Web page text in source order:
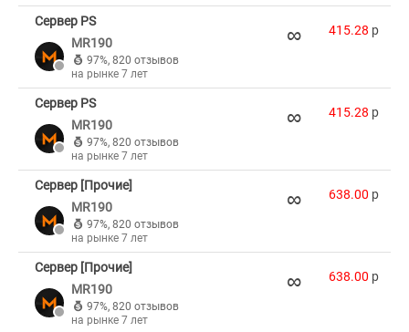
Сервер PS
MR190
97%, 820 отзывов
на рынке 7 лет
∞ 415.28 p
Сервер PS
MR190
97%, 820 отзывов
на рынке 7 лет
∞ 415.28 p
Сервер [Прочие]
MR190
97%, 820 отзывов
на рынке 7 лет
∞ 638.00 p
Сервер [Прочие]
MR190
97%, 820 отзывов
на рынке 7 лет
∞ 638.00 p